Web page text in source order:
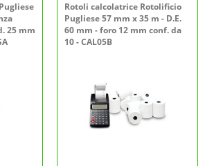
25 mm
Rotoli calcolatrice Rotolificio
Pugliese 57 mm x 35 m - D.E.
60 mm - foro 12 mm conf. da
10 - CAL05B